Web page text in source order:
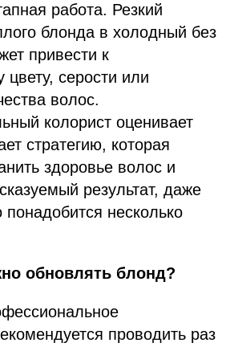
работа. Резкий
блонда в холодный без
привести к
цвету, серости или
волос.
колорист оценивает
стратегию, которая
здоровье волос и
результат, даже
понадобится несколько
обновлять блонд?
проводить раз